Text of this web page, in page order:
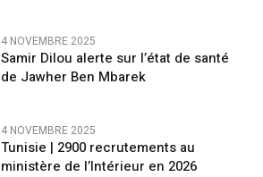
4 NOVEMBRE 2025
Samir Dilou alerte sur l’état de santé
de Jawher Ben Mbarek
4 NOVEMBRE 2025
Tunisie | 2900 recrutements au
ministère de l’Intérieur en 2026